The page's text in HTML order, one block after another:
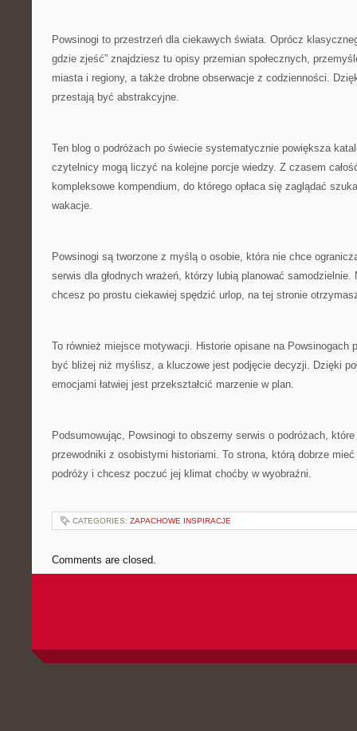
Powsinogi to przestrzeń dla ciekawych świata. Oprócz
gdzie zjeść” znajdziesz tu opisy przemian społecznych,
miasta i regiony, a także drobne obserwacje z codzienności.
przestają być abstrakcyjne.
Ten blog o podróżach po świecie systematycznie powiększa
czytelnicy mogą liczyć na kolejne porcje wiedzy. Z czasem
kompleksowe kompendium, do którego opłaca się zaglądać
wakacje.
Powsinogi są tworzone z myślą o osobie, która nie chce
serwis dla głodnych wrażeń, którzy lubią planować
chcesz po prostu ciekawiej spędzić urlop, na tej stronie
To również miejsce motywacji. Historie opisane na Powsinogach
być bliżej niż myślisz, a kluczowe jest podjęcie decyzji. Dzięki
emocjami łatwiej jest przekształcić marzenie w plan.
Podsumowując, Powsinogi to obszerny serwis o podróżach,
przewodniki z osobistymi historiami. To strona, którą dobrze
podróży i chcesz poczuć jej klimat choćby w wyobraźni.
CATEGORIES: ZAPACHOWE INSPIRACJE
Comments are closed.